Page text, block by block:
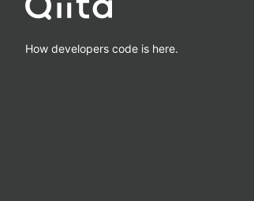
How developers code is here.